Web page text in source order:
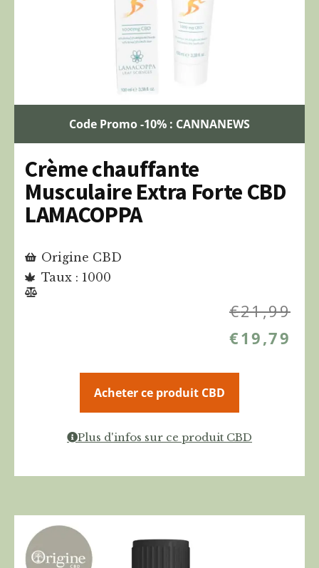
Code Promo -10% : CANNANEWS
Crème chauffante
Musculaire Extra Forte CBD
LAMACOPPA
Origine CBD
Taux : 1000
€21,99
€19,79
Acheter ce produit CBD
Plus d'infos sur ce produit CBD